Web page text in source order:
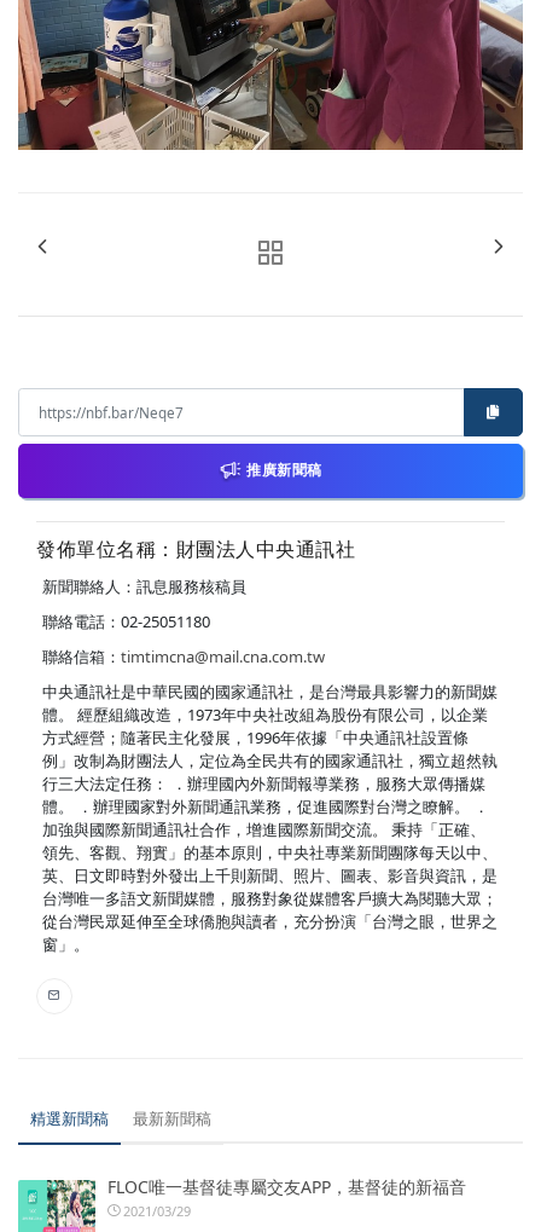
推廣新聞稿
發佈單位名稱：財團法人中央通訊社
新聞聯絡人：訊息服務核稿員
聯絡電話：02-25051180
聯絡信箱： timtimcna@mail.cna.com.tw
中央通訊社是中華民國的國家通訊社，是台灣最具影響力的新聞媒
體。 經歷組織改造，1973年中央社改組為股份有限公司，以企業
方式經營；隨著民主化發展，1996年依據「中央通訊社設置條
例」改制為財團法人，定位為全民共有的國家通訊社，獨立超然執
行三大法定任務： ．辦理國內外新聞報導業務，服務大眾傳播媒
體。 ．辦理國家對外新聞通訊業務，促進國際對台灣之瞭解。 ．
加強與國際新聞通訊社合作，增進國際新聞交流。 秉持「正確、
領先、客觀、翔實」的基本原則，中央社專業新聞團隊每天以中、
英、日文即時對外發出上千則新聞、照片、圖表、影音與資訊，是
台灣唯一多語文新聞媒體，服務對象從媒體客戶擴大為閱聽大眾；
從台灣民眾延伸至全球僑胞與讀者，充分扮演「台灣之眼，世界之
窗」。
精選新聞稿 最新新聞稿
FLOC唯一基督徒專屬交友APP，基督徒的新福音
2021/03/29